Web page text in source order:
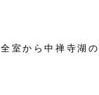
全室から中禅寺湖